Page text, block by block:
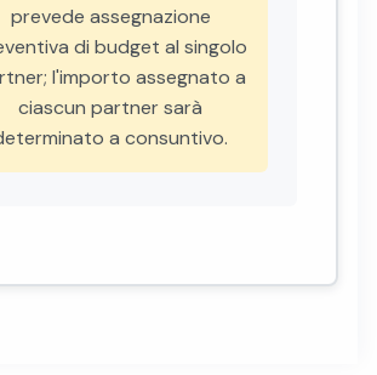
prevede assegnazione
di budget al singolo
l'importo assegnato a
ciascun partner sarà
a consuntivo.